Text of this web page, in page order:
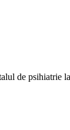
de psihiatrie